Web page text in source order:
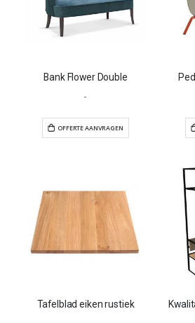
OFFERTE AANVRAGEN
Bank Flower Double
-
Tafelblad eiken rustiek